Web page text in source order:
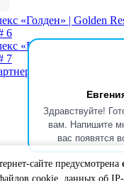
Здравствуйте!
вам. Напишите
вас появятся
сайте предусмотрена
cookie, данных об
рекламно -
рассылки
обработку